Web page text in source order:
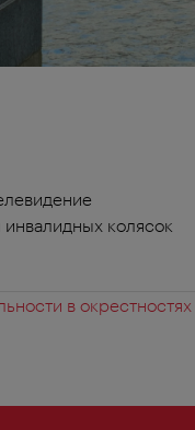
колясок
в окрестностях